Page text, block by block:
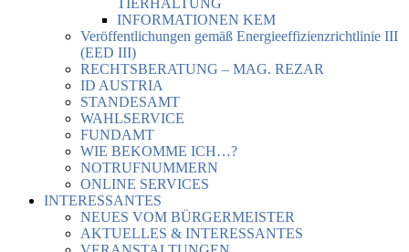
TIERHALTUNG
INFORMATIONEN KEM
Veröffentlichungen gemäß Energieeffizienzrichtlinie III
(EED III)
RECHTSBERATUNG – MAG. REZAR
ID AUSTRIA
STANDESAMT
WAHLSERVICE
FUNDAMT
WIE BEKOMME ICH…?
NOTRUFNUMMERN
ONLINE SERVICES
INTERESSANTES
NEUES VOM BÜRGERMEISTER
AKTUELLES & INTERESSANTES